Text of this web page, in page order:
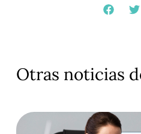
Otras noticias